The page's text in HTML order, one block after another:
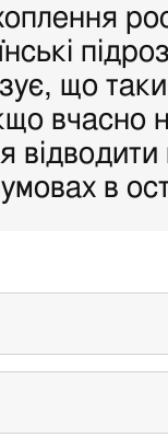
що
вчасно
відводити
в